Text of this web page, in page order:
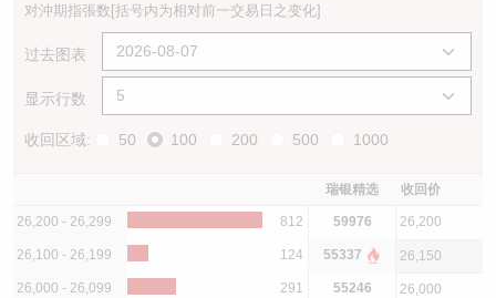
对沖期指張数[括号内为相对前一交易日之变化]
过去图表
显示行数
收回区域: 50 100 200 500 1000
瑞银精选 收回价
26,200 - 26,299 812 59976 26,200
26,100 - 26,199 124 55337 26,150
26,000 - 26,099 291 55246 26,000